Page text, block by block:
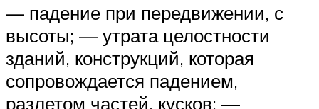
— падение при передвижении, с
высоты; — утрата целостности
зданий, конструкций, которая
сопровождается падением,
разлетом частей, кусков; —